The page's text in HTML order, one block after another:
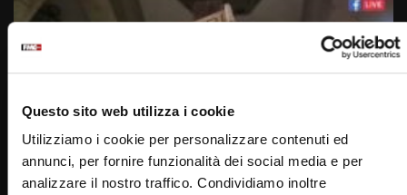
Questo sito web utilizza i cookie
Utilizziamo i cookie per personalizzare contenuti ed
annunci, per fornire funzionalità dei social media e per
analizzare il nostro traffico. Condividiamo inoltre
03:55